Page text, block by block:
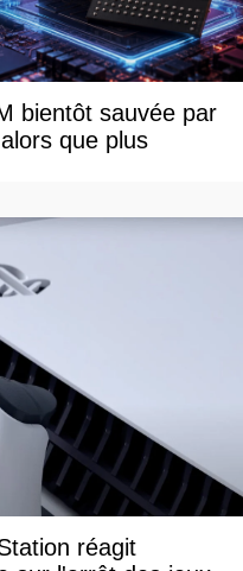
bientôt sauvée par
que plus
réagit